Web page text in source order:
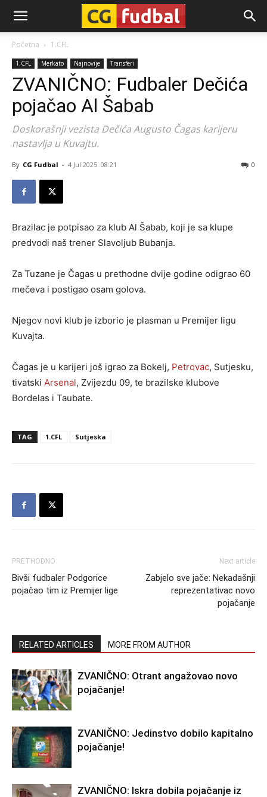
CG-
Fudbal
Početna 1.CFL
1.CFL Merkato Najnovije Transferi
ZVANIČNO: Fudbaler Dečića
pojačao Al Šabab
Doskorašnji vezista Dečića Augusto Čagas karijeru
nastavlja u Kuvajtu.
By CG Fudbal - 4 Jul 2025. 08:21 0
Brazilac je potpisao za klub Al Šabab, koji je sa klupe
predvodi naš trener Slavoljub Bubanja.
Za Tuzane je Čagas u prethodne dvije godine odigrao 60
mečeva i postigao osam golova.
Njegov novi klub je izborio je plasman u Premijer ligu
Kuvajta.
Čagas je u karijeri još igrao za Bokelj, Petrovac, Sutjesku,
tivatski Arsenal, Zvijezdu 09, te brazilske klubove
Bordelas i Taubate.
TAG 1.CFL Sutjeska
PRETHODNO
Bivši fudbaler Podgorice
pojačao tim iz Premijer lige
Next article
Zabjelo sve jače: Nekadašnji
reprezentativac novo
pojačanje
RELATED ARTICLES MORE FROM AUTHOR
ZVANIČNO: Otrant angažovao novo
pojačanje!
ZVANIČNO: Jedinstvo dobilo kapitalno
pojačanje!
ZVANIČNO: Iskra dobila pojačanje iz